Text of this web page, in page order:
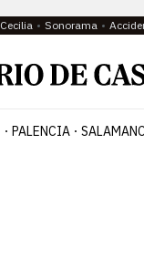
Sonorama
PALENCIA